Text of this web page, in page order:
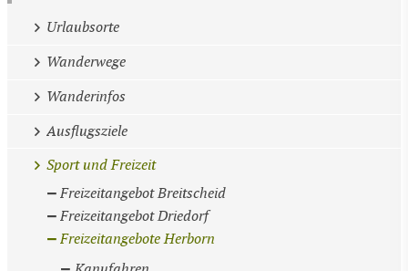
Urlaubsorte
Wanderwege
Wanderinfos
Ausflugsziele
Sport und Freizeit
Freizeitangebot Breitscheid
Freizeitangebot Driedorf
Freizeitangebote Herborn